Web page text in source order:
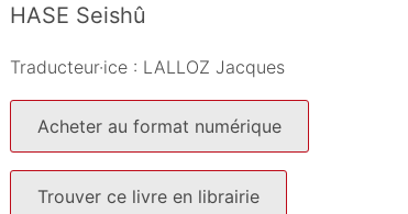
HASE Seishû
Traducteur·ice : LALLOZ Jacques
Acheter au format numérique
Trouver ce livre en librairie